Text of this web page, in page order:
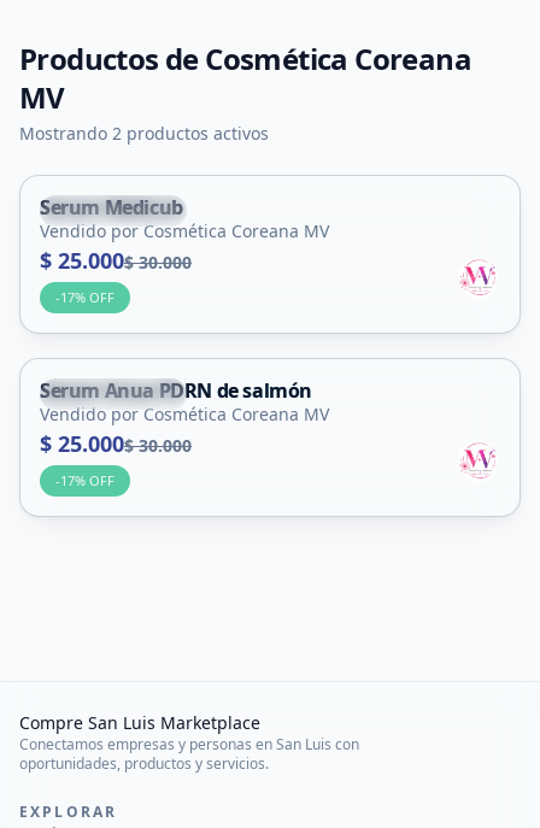
Productos deCosmética Coreana
MV
Mostrando 2 productos activos
Villa Mercedes
Serum Medicub
Vendido por Cosmética Coreana MV
$ 25.000$ 30.000
-17% OFF
Villa Mercedes
Serum Anua PDRN de salmón
Vendido por Cosmética Coreana MV
$ 25.000$ 30.000
-17% OFF
Compre San Luis Marketplace
Conectamos empresas y personas en San Luis con
oportunidades, productos y servicios.
EXPLORAR